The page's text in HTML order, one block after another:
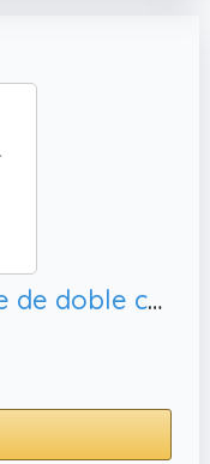
Bulina Cinta de montaje de doble cara de 2 x 10 pies, color negro (5952C)